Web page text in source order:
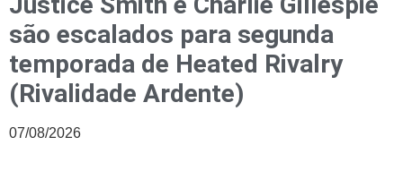
são escalados para segunda
temporada de Heated Rivalry
(Rivalidade Ardente)
07/08/2026